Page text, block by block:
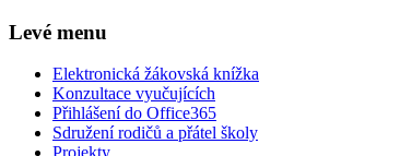
Levé menu
Elektronická žákovská knížka
Konzultace vyučujících
Přihlášení do Office365
Sdružení rodičů a přátel školy